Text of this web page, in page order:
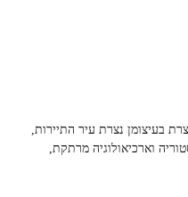
בעיצומן נצרת עיר התיירות,
וארכיאולוגיה מרתקת,